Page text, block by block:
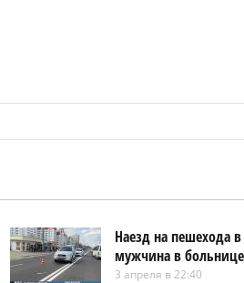
Наезд на пешехода
мужчина в больнице
3 апреля в 22:40